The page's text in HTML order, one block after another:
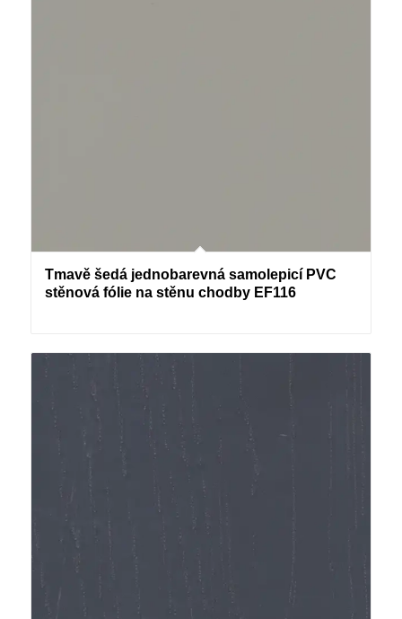
Tmavě šedá jednobarevná samolepicí PVC
stěnová fólie na stěnu chodby EF116